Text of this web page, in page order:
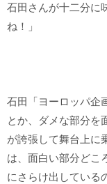
石田さんが十二分に
ね！」
石田「ヨーロッパ企
とか、ダメな部分を
が誇張して舞台上に
は、面白い部分どこ
にさらけ出している